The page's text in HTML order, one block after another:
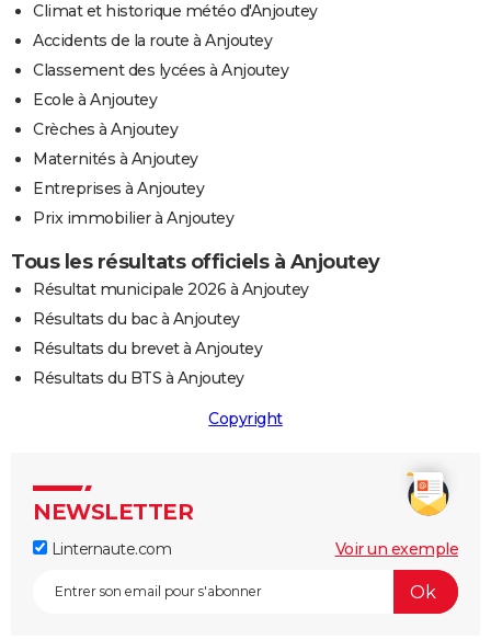
Climat et historique météo d'Anjoutey
Accidents de la route à Anjoutey
Classement des lycées à Anjoutey
Ecole à Anjoutey
Crèches à Anjoutey
Maternités à Anjoutey
Entreprises à Anjoutey
Prix immobilier à Anjoutey
Tous les résultats officiels à Anjoutey
Résultat municipale 2026 à Anjoutey
Résultats du bac à Anjoutey
Résultats du brevet à Anjoutey
Résultats du BTS à Anjoutey
Copyright
NEWSLETTER
Linternaute.com Voir un exemple